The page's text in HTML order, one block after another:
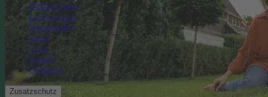
Wohnwagen
Lieferwagen
Wohnmobil
Quad
Trike
Traktor
Oldtimer
Zusatzschutz